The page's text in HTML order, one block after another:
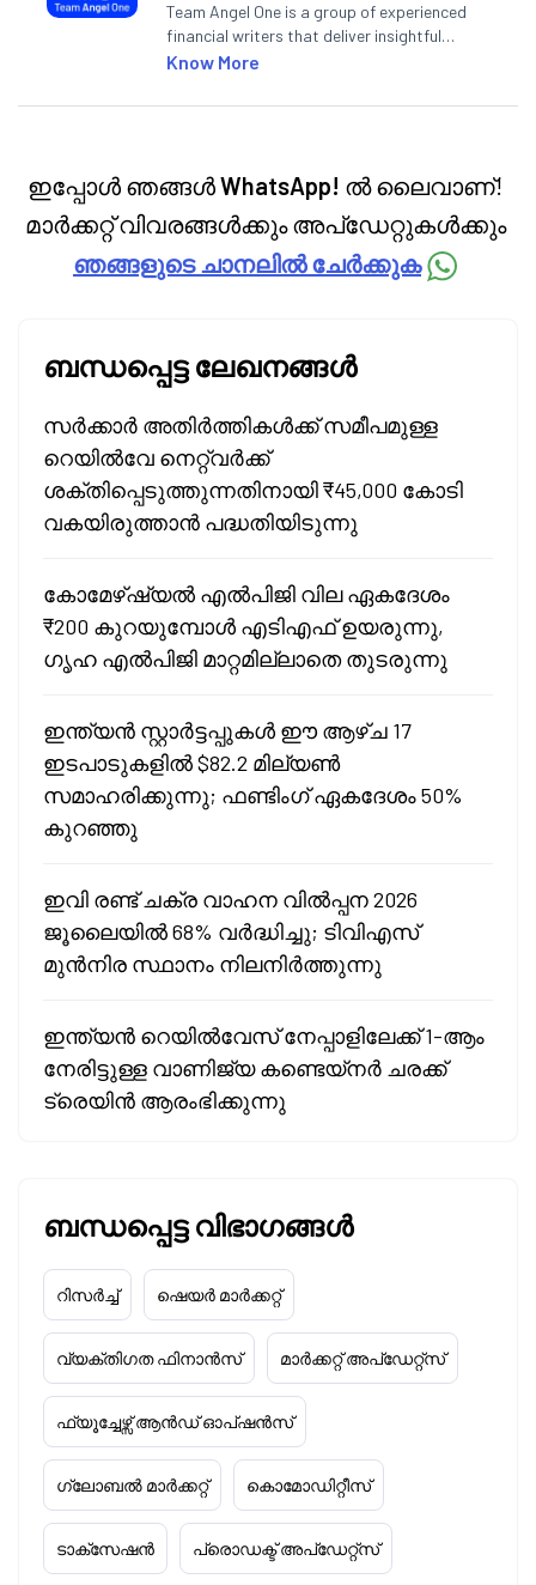
Team Angel One is a group of experienced
financial writers that deliver insightful
articles on the stock market, IPO, economy,
categories.
Know More
ഇപ്പോൾ ഞങ്ങൾWhatsApp! ൽ ലൈവാണ്!
മാർക്കറ്റ് വിവരങ്ങൾക്കും അപ്‌ഡേറ്റുകൾക്കും
ഞങ്ങളുടെ ചാനലിൽ ചേർക്കുക
ബന്ധപ്പെട്ട ലേഖനങ്ങൾ
സർക്കാർ അതിർത്തികൾക്ക് സമീപമുള്ള
റെയിൽവേ നെറ്റ്‌വർക്ക്
ശക്തിപ്പെടുത്തുന്നതിനായി ₹45,000 കോടി
വകയിരുത്താൻ പദ്ധതിയിടുന്നു
കോമേഴ്ഷ്യൽ എൽപിജി വില ഏകദേശം
₹200 കുറയുമ്പോൾ എടിഎഫ് ഉയരുന്നു,
ഗൃഹ എൽപിജി മാറ്റമില്ലാതെ തുടരുന്നു
ഇന്ത്യൻ സ്റ്റാർട്ടപ്പുകൾ ഈ ആഴ്ച 17
ഇടപാടുകളിൽ $82.2 മില്യൺ
സമാഹരിക്കുന്നു; ഫണ്ടിംഗ് ഏകദേശം 50%
കുറഞ്ഞു
ഇവി രണ്ട് ചക്ര വാഹന വിൽപ്പന 2026
ജൂലൈയിൽ 68% വർദ്ധിച്ചു; ടിവിഎസ്
മുൻനിര സ്ഥാനം നിലനിർത്തുന്നു
ഇന്ത്യൻ റെയിൽവേസ് നേപ്പാളിലേക്ക് 1-ആം
നേരിട്ടുള്ള വാണിജ്യ കണ്ടെയ്‌നർ ചരക്ക്
ട്രെയിൻ ആരംഭിക്കുന്നു
ബന്ധപ്പെട്ട വിഭാഗങ്ങൾ
റിസർച്ച് ഷെയർ മാർക്കറ്റ്
വ്യക്തിഗത ഫിനാൻസ് മാർക്കറ്റ് അപ്‌ഡേറ്റ്സ്
ഫ്യൂച്ചേഴ്സ് ആൻഡ് ഓപ്ഷൻസ്
ഗ്ലോബൽ മാർക്കറ്റ് കൊമോഡിറ്റീസ്
ടാക്‌സേഷൻ പ്രൊഡക്ട് അപ്‌ഡേറ്റ്സ്